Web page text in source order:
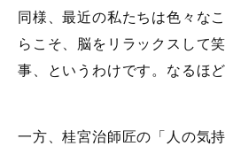
同様、最近の私たちは色々な
らこそ、脳をリラックスして
事、というわけです。なるほ
一方、桂宮治師匠の「人の気